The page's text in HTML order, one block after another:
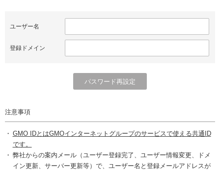
ユーザー名
登録ドメイン
注意事項
GMO IDとはGMOインターネットグループのサービスで使える共通ID
です。
弊社からの案内メール（ユーザー登録完了、ユーザー情報変更、ドメ
イン更新、サーバー更新等）で、ユーザー名と登録メールアドレスが